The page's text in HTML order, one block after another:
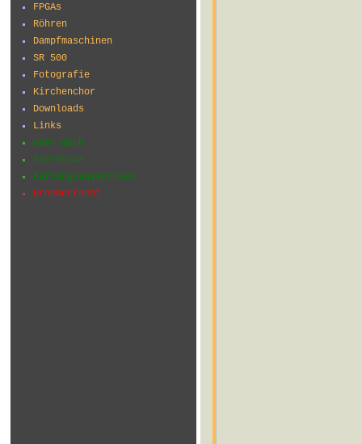
FPGAs
Röhren
Dampfmaschinen
SR 500
Fotografie
Kirchenchor
Downloads
Links
Über mich
Impressum
Haftungsausschluss
Urheberrecht